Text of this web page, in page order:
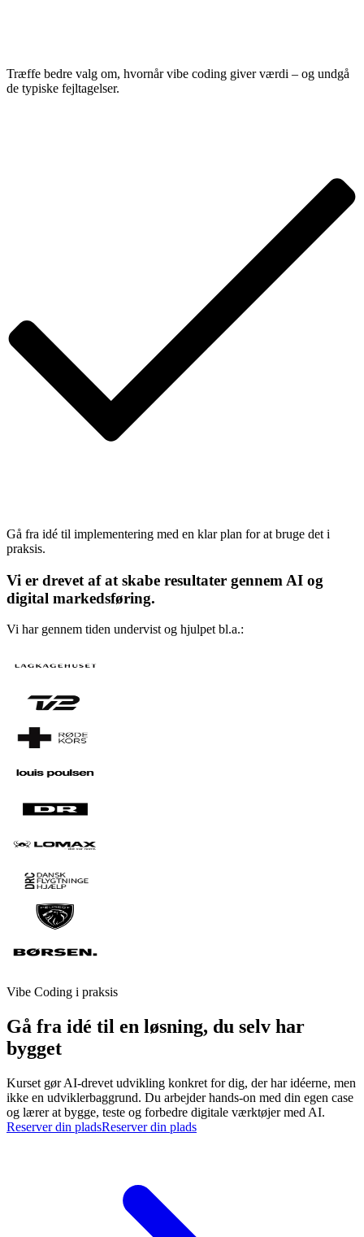
Træffe bedre valg om, hvornår vibe coding giver værdi – og undgå
de typiske fejltagelser.
Gå fra idé til implementering med en klar plan for at bruge det i
praksis.
Vi er drevet af at skabe resultater gennem AI og
digital markedsføring.
Vi har gennem tiden undervist og hjulpet bl.a.:
Vibe Coding i praksis
Gå fra idé til en løsning, du selv har
bygget
Kurset gør AI-drevet udvikling konkret for dig, der har idéerne, men
ikke en udviklerbaggrund. Du arbejder hands-on med din egen case
og lærer at bygge, teste og forbedre digitale værktøjer med AI.
Reserver din pladsReserver din plads